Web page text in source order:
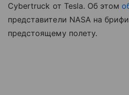
Cybertruck от Tesla. Об этом
представители NASA на
предстоящему полету.